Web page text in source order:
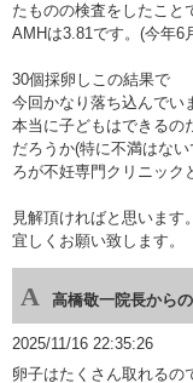
たものの検査をしたこと
AMHは3.81です。(今年6
30個採卵しこの結果で
今回かなり落ち込んでい
本当に子どもはできるの
だろうか(特に不満はな
ろが不妊専門クリニック
見解頂ければと思います。
宜しくお願い致します。
高橋敬一院長から
2025/11/16 22:35:26
卵子はたくさん取れるの